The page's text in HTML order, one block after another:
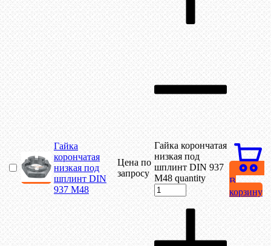
Гайка
корончатая
низкая под
шплинт DIN
937 М48
Цена по
запросу
Гайка корончатая
низкая под
шплинт DIN 937
М48 quantity
В
корзину